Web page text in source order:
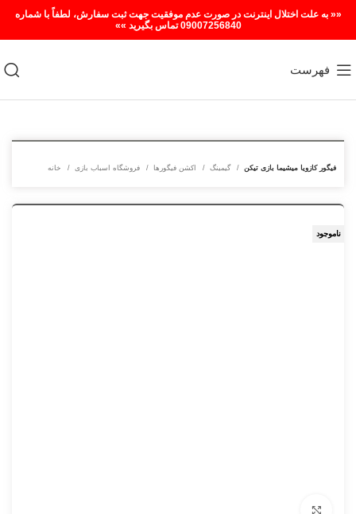
«« به علت اختلال اینترنت در صورت عدم موفقیت جهت ثبت سفارش، لطفاً با شماره
09007256840 تماس بگیرید »»
فهرست
گیمینگ فیگور کازویا میشیما بازی تیکن
ناموجود